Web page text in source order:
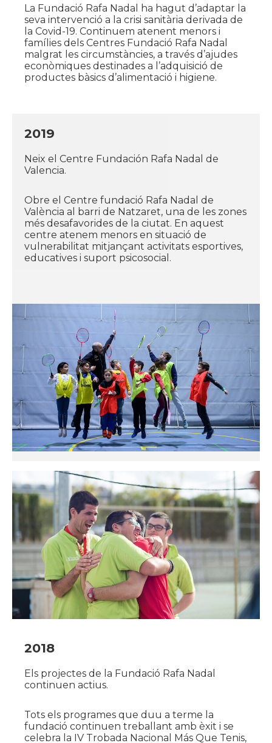
La Fundació Rafa Nadal ha hagut d’adaptar la
seva intervenció a la crisi sanitària derivada de
la Covid-19. Continuem atenent menors i
famílies dels Centres Fundació Rafa Nadal
malgrat les circumstàncies, a través d’ajudes
econòmiques destinades a l’adquisició de
productes bàsics d’alimentació i higiene.
2019
Neix el Centre Fundación Rafa Nadal de
Valencia.
Obre el Centre fundació Rafa Nadal de
València al barri de Natzaret, una de les zones
més desafavorides de la ciutat. En aquest
centre atenem menors en situació de
vulnerabilitat mitjançant activitats esportives,
educatives i suport psicosocial.
2018
Els projectes de la Fundació Rafa Nadal
continuen actius.
Tots els programes que duu a terme la
fundació continuen treballant amb èxit i se
celebra la IV Trobada Nacional Más Que Tenis,